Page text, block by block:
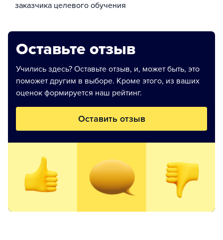
заказчика целевого обучения
Оставьте отзыв
Учились здесь? Оставьте отзыв, и, может быть, это
поможет другим в выборе. Кроме этого, из ваших
оценок формируется наш рейтинг.
Оставить отзыв